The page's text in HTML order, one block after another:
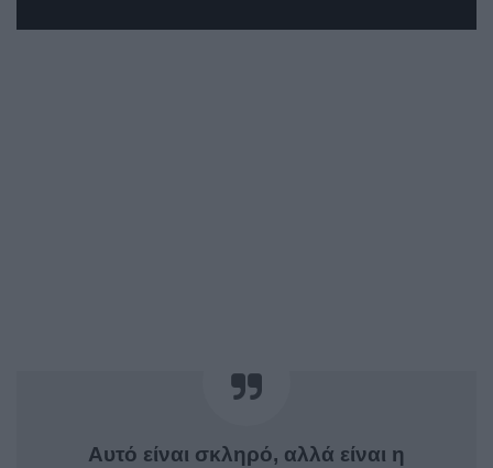
Αυτό είναι σκληρό, αλλά είναι η